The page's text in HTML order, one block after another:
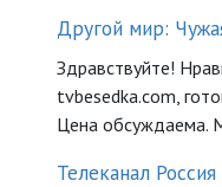
Другой мир:
Здравствуйте!
tvbesedka.com,
Цена обсуждаема.
Телеканал Россия